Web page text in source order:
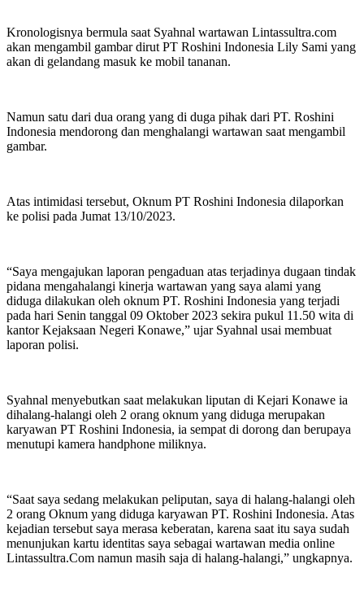
Kronologisnya bermula saat Syahnal wartawan Lintassultra.com
akan mengambil gambar dirut PT Roshini Indonesia Lily Sami yang
akan di gelandang masuk ke mobil tananan.
Namun satu dari dua orang yang di duga pihak dari PT. Roshini
Indonesia mendorong dan menghalangi wartawan saat mengambil
gambar.
Atas intimidasi tersebut, Oknum PT Roshini Indonesia dilaporkan
ke polisi pada Jumat 13/10/2023.
“Saya mengajukan laporan pengaduan atas terjadinya dugaan tindak
pidana mengahalangi kinerja wartawan yang saya alami yang
diduga dilakukan oleh oknum PT. Roshini Indonesia yang terjadi
pada hari Senin tanggal 09 Oktober 2023 sekira pukul 11.50 wita di
kantor Kejaksaan Negeri Konawe,” ujar Syahnal usai membuat
laporan polisi.
Syahnal menyebutkan saat melakukan liputan di Kejari Konawe ia
dihalang-halangi oleh 2 orang oknum yang diduga merupakan
karyawan PT Roshini Indonesia, ia sempat di dorong dan berupaya
menutupi kamera handphone miliknya.
“Saat saya sedang melakukan peliputan, saya di halang-halangi oleh
2 orang Oknum yang diduga karyawan PT. Roshini Indonesia. Atas
kejadian tersebut saya merasa keberatan, karena saat itu saya sudah
menunjukan kartu identitas saya sebagai wartawan media online
Lintassultra.Com namun masih saja di halang-halangi,” ungkapnya.